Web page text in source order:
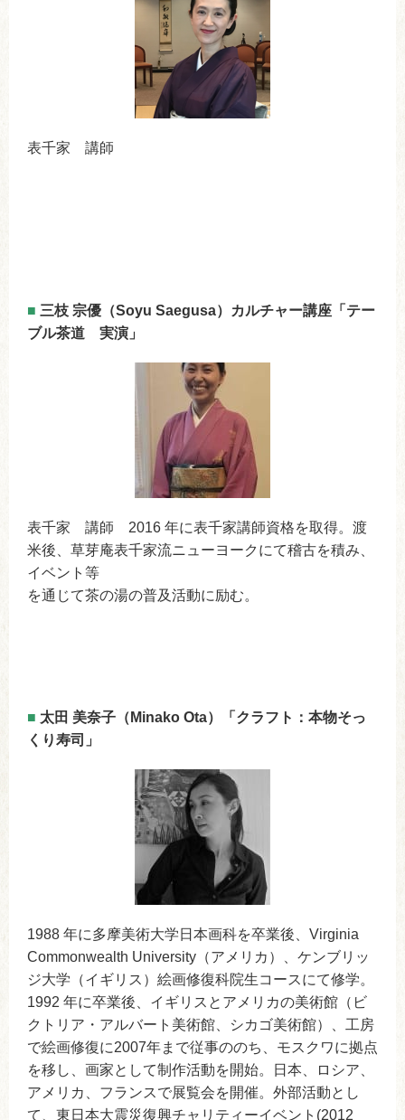
表千家 講師
■ 三枝 宗優（Soyu Saegusa）カルチャー講座「テー
ブル茶道 実演」
表千家 講師 2016 年に表千家講師資格を取得。渡
米後、草芽庵表千家流ニューヨークにて稽古を積み、
イベント等
を通じて茶の湯の普及活動に励む。
■ 太田 美奈子（Minako Ota）「クラフト：本物そっ
くり寿司」
1988 年に多摩美術大学日本画科を卒業後、Virginia
Commonwealth University（アメリカ）、ケンブリッ
ジ大学（イギリス）絵画修復科院生コースにて修学。
1992 年に卒業後、イギリスとアメリカの美術館（ビ
クトリア・アルバート美術館、シカゴ美術館）、工房
で絵画修復に2007年まで従事ののち、モスクワに拠点
を移し、画家として制作活動を開始。日本、ロシア、
アメリカ、フランスで展覧会を開催。外部活動とし
て、東日本大震災復興チャリティーイベント(2012